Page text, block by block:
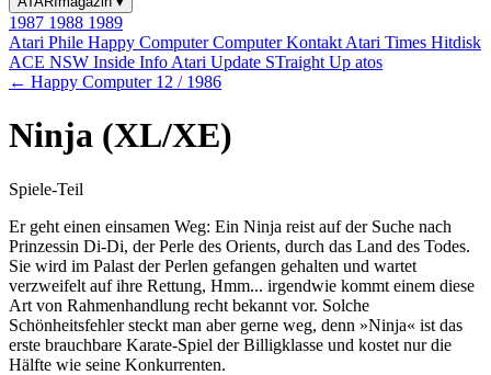
1987 1988 1989
Atari Phile Happy ComputerComputer Kontakt Atari Times Hitdisk
ACE NSW Inside Info Atari Update STraight Up atos
← Happy Computer 12 / 1986
Ninja (XL/XE)
Spiele-Teil
Er geht einen einsamen Weg: Ein Ninja reist auf der Suche nach
Prinzessin Di-Di, der Perle des Orients, durch das Land des Todes.
Sie wird im Palast der Perlen gefangen gehalten und wartet
verzweifelt auf ihre Rettung, Hmm... irgendwie kommt einem diese
Art von Rahmenhandlung recht bekannt vor. Solche
Schönheitsfehler steckt man aber gerne weg, denn »Ninja« ist das
erste brauchbare Karate-Spiel der Billigklasse und kostet nur die
Hälfte wie seine Konkurrenten.